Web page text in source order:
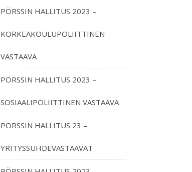
PÖRSSIN HALLITUS 2023 –
KORKEAKOULUPOLIITTINEN
VASTAAVA
PÖRSSIN HALLITUS 2023 –
SOSIAALIPOLIITTINEN VASTAAVA
PÖRSSIN HALLITUS 23 –
YRITYSSUHDEVASTAAVAT